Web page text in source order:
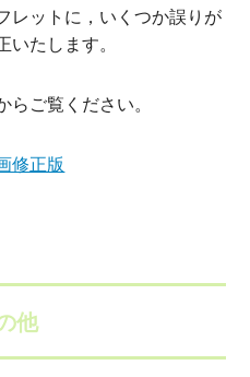
レットに，いくつか誤りが
たします。
ご覧ください。
修正版
他